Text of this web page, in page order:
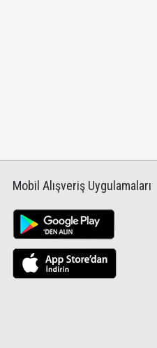
Mobil Alışveriş Uygulamaları